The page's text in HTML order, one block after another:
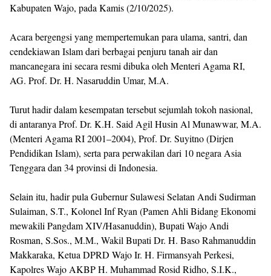
Kabupaten Wajo, pada Kamis (2/10/2025).
Acara bergengsi yang mempertemukan para ulama, santri, dan
cendekiawan Islam dari berbagai penjuru tanah air dan
mancanegara ini secara resmi dibuka oleh Menteri Agama RI,
AG. Prof. Dr. H. Nasaruddin Umar, M.A.
Turut hadir dalam kesempatan tersebut sejumlah tokoh nasional,
di antaranya Prof. Dr. K.H. Said Agil Husin Al Munawwar, M.A.
(Menteri Agama RI 2001–2004), Prof. Dr. Suyitno (Dirjen
Pendidikan Islam), serta para perwakilan dari 10 negara Asia
Tenggara dan 34 provinsi di Indonesia.
Selain itu, hadir pula Gubernur Sulawesi Selatan Andi Sudirman
Sulaiman, S.T., Kolonel Inf Ryan (Pamen Ahli Bidang Ekonomi
mewakili Pangdam XIV/Hasanuddin), Bupati Wajo Andi
Rosman, S.Sos., M.M., Wakil Bupati Dr. H. Baso Rahmanuddin
Makkaraka, Ketua DPRD Wajo Ir. H. Firmansyah Perkesi,
Kapolres Wajo AKBP H. Muhammad Rosid Ridho, S.I.K.,